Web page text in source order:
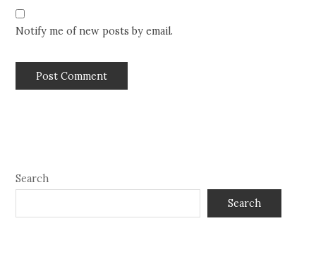
Notify me of new posts by email.
Search
Search